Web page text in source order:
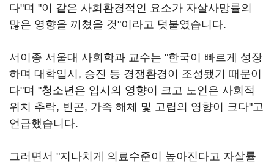
다"며 "이 같은 사회환경적인 요소가 자살사망률의
많은 영향을 끼쳤을 것"이라고 덧붙였습니다.
서이종 서울대 사회학과 교수는 "한국이 빠르게 성장
하며 대학입시, 승진 등 경쟁환경이 조성됐기 때문이
다"며 "청소년은 입시의 영향이 크고 노인은 사회적
위치 추락, 빈곤, 가족 해체 및 고립의 영향이 크다"고
언급했습니다.
그러면서 "지나치게 의료수준이 높아진다고 자살률